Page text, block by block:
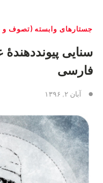
جستارهای وابسته (تصوف و
سنايی
فارسی
آبان ۲, ۱۳۹۶